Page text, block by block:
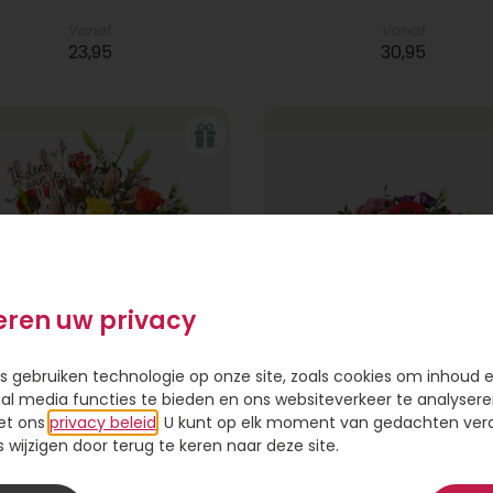
23,95 30,95
Laurie Beterschapsboeket
uw privacy
gebruiken technologie op onze site, zoals cookies om inhoud
media functies te bieden en ons websiteverkeer te
ons privacy beleid . U kunt op elk moment van gedachten
door terug te keren naar deze site.